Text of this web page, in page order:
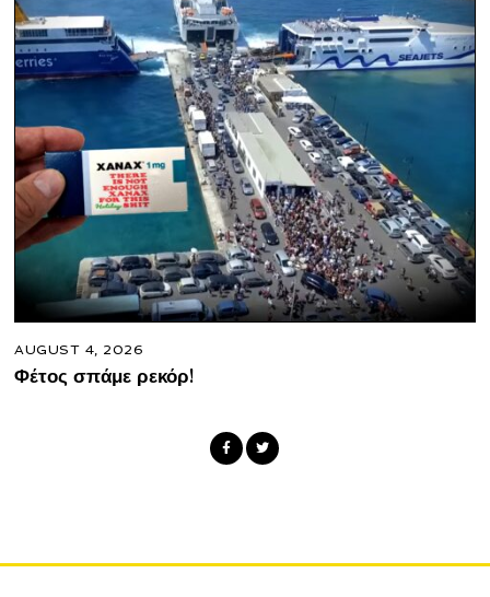
AUGUST 4, 2026
Φέτος σπάμε ρεκόρ!